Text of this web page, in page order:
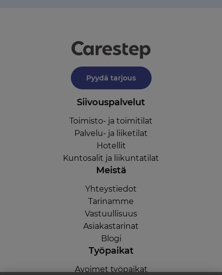
Pyydä tarjous
Siivouspalvelut
Toimisto- ja toimitilat
Palvelu- ja liiketilat
Hotellit
Kuntosalit ja liikuntatilat
Meistä
Yhteystiedot
Tarinamme
Vastuullisuus
Asiakastarinat
Blogi
Työpaikat
Avoimet työpaikat